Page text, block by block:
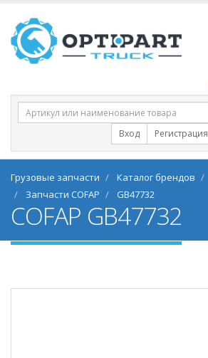
Вход Регистрация
Грузовые запчасти Каталог брендов
Запчасти COFAP
GB47732
COFAP GB47732